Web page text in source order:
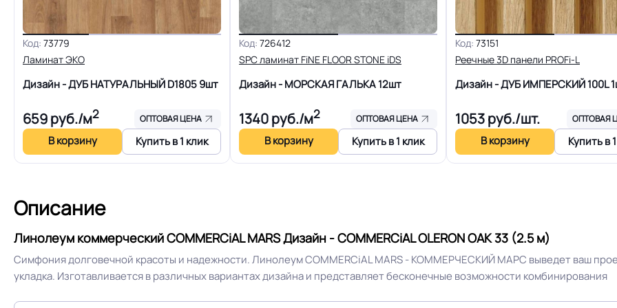
Коэффициент противоскольжения R10 Вес 1 м.кв.
Шумоизоляция 13 Дб Форма поставки и мин.
Безопасность материала
ISO
Код: 73779
Ламинат ЭКО
Дизайн - ДУБ НАТУРАЛЬНЫЙ D18059шт
659руб./м2 ОПТОВАЯ ЦЕНА
В корзину Купить в 1 клик
Код: 726412
SPC ламинат FiNE FLOOR STONE iDS
Дизайн - МОРСКАЯ ГАЛЬКА12шт
1340руб./м2 ОПТОВАЯ ЦЕНА
В корзину Купить в 1 клик
Код: 73151
Реечные 3D панели PROFi-L
Дизайн - ДУБ ИМПЕРСКИЙ 100L
1053руб./шт. ОПТОВАЯ
В корзину Купить в
Описание
Линолеум коммерческий COMMERCiAL MARS Дизайн - COMMERCiAL OLERON OAK 33 (2.5 м)
Симфония долговечной красоты и надежности. Линолеум COMMERCiAL MARS - КОММЕРЧЕСКИЙ МАРС выведет ваш
укладка. Изготавливается в различных вариантах дизайна и представляет бесконечные возможности комбинирования